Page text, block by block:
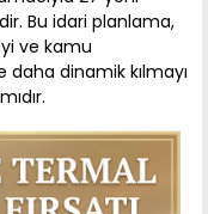
Bu idari planlama,
ve kamu
dinamik kılmayı